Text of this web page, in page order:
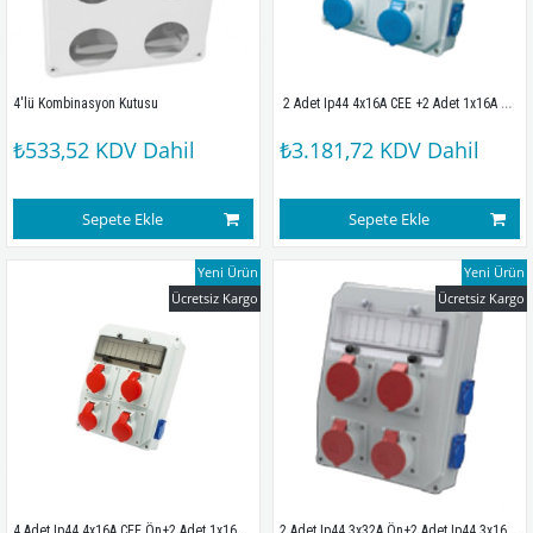
4'lü Kombinasyon Kutusu
₺533,52 KDV Dahil
Sepete Ekle
2 Adet Ip44 4x16A CEE +2 Adet 1x16A Ön+4 Adet 1x16A Yan Priz Montajlı Sigortalı Kombinasyon Kutusu(260x350mm)
₺3.181,72 KDV Dahil
Sepete Ekle
Ücretsiz Kargo
Yeni Ürün
Ücretsiz Kargo
Yeni Ürün